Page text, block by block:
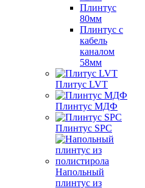
Плинтус
80мм
Плинтус с
кабель
каналом
58мм
Плитус LVT
Плинтус МДФ
Плинтус SPC
Напольный
плинтус из